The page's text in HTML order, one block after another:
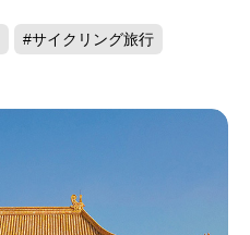
#サイクリング旅行